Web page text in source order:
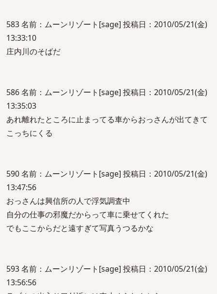
583 名前：ムーンリゾート[sage] 投稿日：2010/05/21(金)
13:33:10
庄内川のそばだ
586 名前：ムーンリゾート[sage] 投稿日：2010/05/21(金)
13:35:03
あれ離れたところに止まってる車からおっさんが出てきて
こっちにくる
590 名前：ムーンリゾート[sage] 投稿日：2010/05/21(金)
13:47:56
おっさんは興信所の人で浮気調査中
自分の仕事の邪魔だからって車に乗せてくれた
でもここからだと遠すぎて写真うつるかな
593 名前：ムーンリゾート[sage] 投稿日：2010/05/21(金)
13:56:56